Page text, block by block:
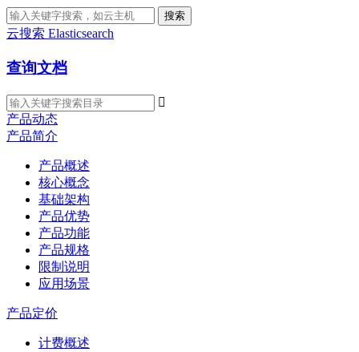
搜索
云搜索 Elasticsearch
查询文档

产品动态
产品简介
产品概述
核心概念
基础架构
产品优势
产品功能
产品规格
限制说明
应用场景
产品定价
计费概述